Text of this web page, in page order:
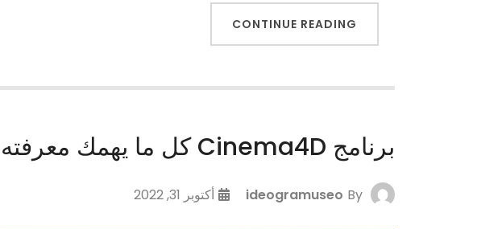
CONTINUE READING
برنامج Cinema4D كل ما يهمك معرفته
By
ideogramuseo أكتوبر 31, 2022